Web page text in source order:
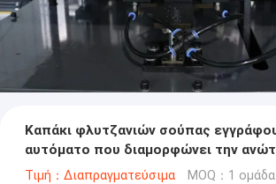
Καπάκι φλυτζανιών σούπας
αυτόματο που διαμορφώνει την
προσιτότητα ταχύτητας μηχανών
Τιμή：Διαπραγματεύσιμα MOQ：1 ομάδα